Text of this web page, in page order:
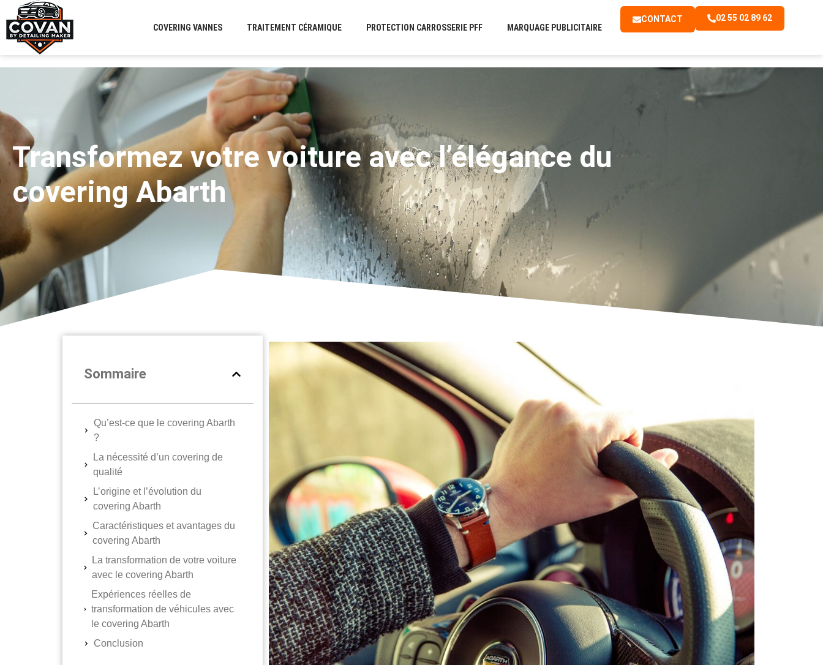
COVERING VANNES TRAITEMENT CÉRAMIQUE PROTECTION CARROSSERIE PFF MARQUAGE PUBLICITAIRE
CONTACT 02 55 02 89 62
Transformez votre voiture avec l’élégance du
covering Abarth
Sommaire
Qu’est-ce que le covering Abarth
?
La nécessité d’un covering de
qualité
L’origine et l’évolution du
covering Abarth
Caractéristiques et avantages du
covering Abarth
La transformation de votre voiture
avec le covering Abarth
Expériences réelles de
transformation de véhicules avec
le covering Abarth
Conclusion